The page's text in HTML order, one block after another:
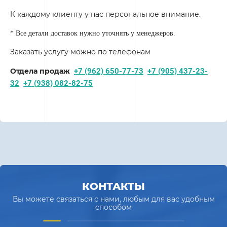
К каждому клиенту у нас персональное внимание.
* Все детали доставок нужно уточнять у менеджеров.
Заказать услугу можно по телефонам
Отдела продаж +7 (962) 650-77-73 +7 (905) 437-23-
32 +7 (938) 082-82-75
КОНТАКТЫ
Вы можете связаться с нами, любым для вас удобным
способом